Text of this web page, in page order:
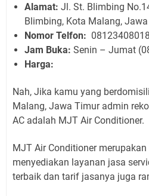
Alamat: Jl. St. Blimbing
Blimbing, Kota Malang,
Nomor Telfon:
Jam Buka: Senin – Jumat
Harga:
Nah, Jika kamu yang
Malang, Jawa Timur admin
AC adalah MJT Air Conditioner.
MJT Air Conditioner
menyediakan layanan jasa
terbaik dan tarif jasanya juga